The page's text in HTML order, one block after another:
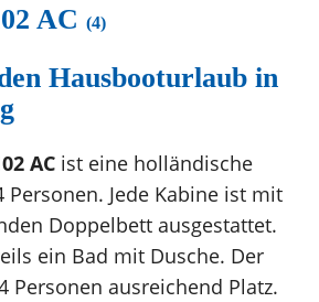
AC (4)
Hausbooturlaub in
AC ist eine holländische
Jede Kabine ist mit
Doppelbett ausgestattet.
ein Bad mit Dusche. Der
Personen ausreichend Platz.